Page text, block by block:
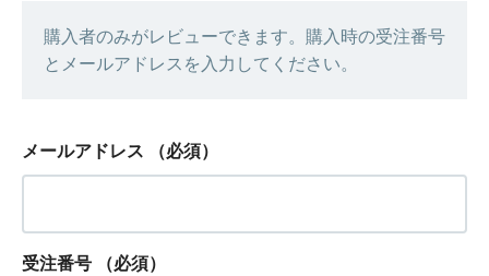
購入者のみがレビューできます。購入時の受注番号
とメールアドレスを入力してください。
メールアドレス （必須）
受注番号 （必須）